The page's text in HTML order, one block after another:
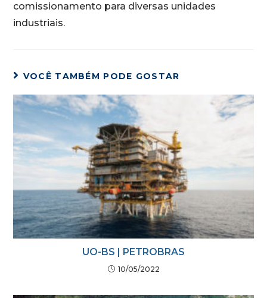
comissionamento para diversas unidades
industriais.
VOCÊ TAMBÉM PODE GOSTAR
UO-BS | PETROBRAS
10/05/2022